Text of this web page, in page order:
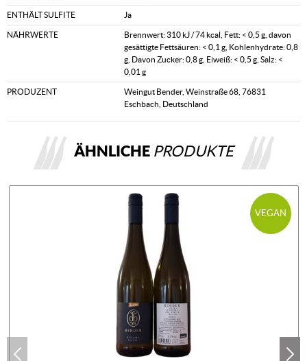
ENTHÄLT SULFITE Ja
NÄHRWERTE
Brennwert: 310 kJ / 74 kcal, Fett: < 0,5 g, davon
gesättigte Fettsäuren: < 0,1 g, Kohlenhydrate: 0,8
g, Davon Zucker: 0,8 g, Eiweiß: < 0,5 g, Salz: <
0,01 g
PRODUZENT
Weingut Bender, Weinstraße 68, 76831
Eschbach, Deutschland
ÄHNLICHE PRODUKTE
VEGAN